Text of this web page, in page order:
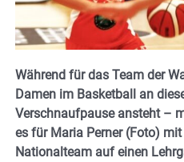
Während für das Team der
Damen im Basketball an
Verschnaufpause ansteht –
es für Maria Perner (Foto)
Nationalteam auf einen